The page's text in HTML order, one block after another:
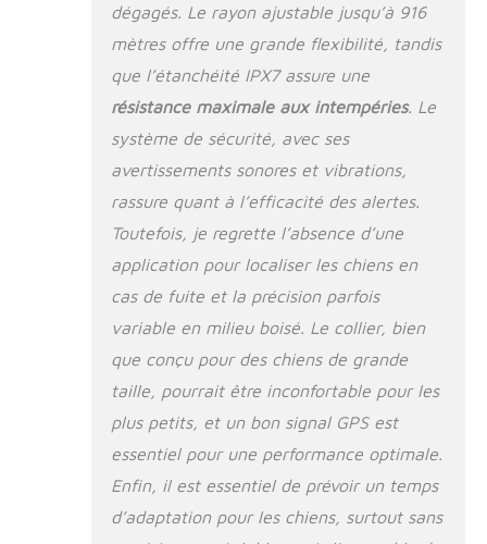
une nouvelle puce
puissante, assurant
un positionnement
plus stable et précis.
De plus, grâce à la
d'algorithme de
reconnaissance de
scène intelligente
déclenchements et
les fausses alarmes
【Clôture pour chien
GPS automatique
humaine et
dispose de 3
fonctions
d'avertissement
sonore, de vibration
et de E fonction , et
de 2 modes
dégagés. Le rayon ajustable jusqu’à 916
mètres offre une grande flexibilité, tandis
que l’étanchéité IPX7 assure une
résistance maximale aux intempéries. Le
système de sécurité, avec ses
avertissements sonores et vibrations,
rassure quant à l’efficacité des alertes.
Toutefois, je regrette l’absence d’une
application pour localiser les chiens en
cas de fuite et la précision parfois
variable en milieu boisé. Le collier, bien
que conçu pour des chiens de grande
taille, pourrait être inconfortable pour les
plus petits, et un bon signal GPS est
essentiel pour une performance optimale.
Enfin, il est essentiel de prévoir un temps
d’adaptation pour les chiens, surtout sans